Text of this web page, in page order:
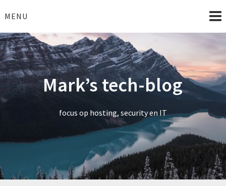
toMENU
Mark’s tech-blog
focus op hosting, security en IT